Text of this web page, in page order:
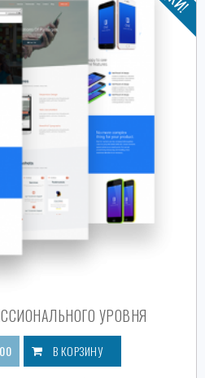
УРОВНЯ
В КОРЗИНУ